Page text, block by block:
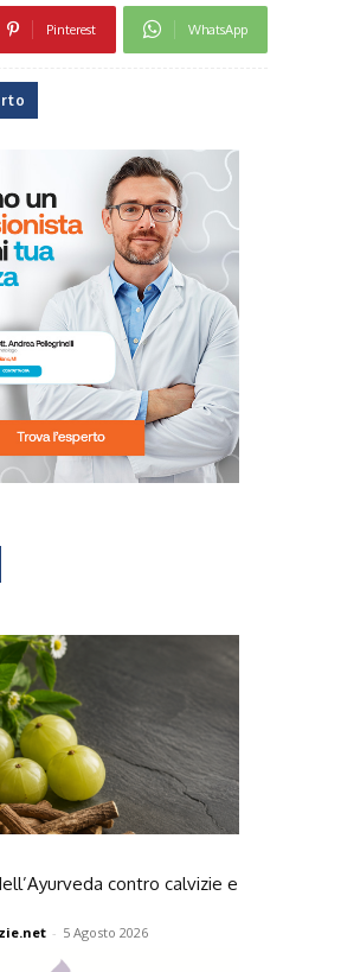
Pinterest WhatsApp
contro calvizie e
- 5 Agosto 2026